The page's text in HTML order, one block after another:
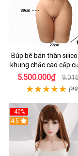
Búp bê bán thân
khung chắc cao cấp
5.500.000₫
-40%
4.5